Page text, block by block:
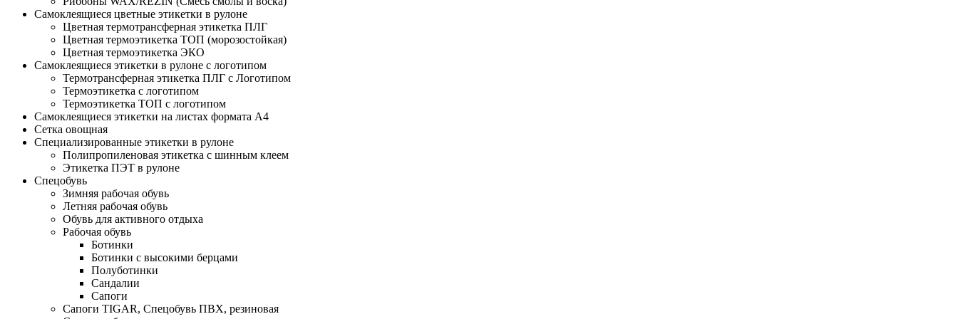
Самоклеящиеся цветные этикетки в рулоне
Цветная термотрансферная этикетка ПЛГ
Цветная термоэтикетка ТОП (морозостойкая)
Цветная термоэтикетка ЭКО
Самоклеящиеся этикетки в рулоне с логотипом
Термотрансферная этикетка ПЛГ с Логотипом
Термоэтикетка с логотипом
Термоэтикетка ТОП с логотипом
Самоклеящиеся этикетки на листах формата А4
Сетка овощная
Специализированные этикетки в рулоне
Полипропиленовая этикетка с шинным клеем
Этикетка ПЭТ в рулоне
Спецобувь
Зимняя рабочая обувь
Летняя рабочая обувь
Обувь для активного отдыха
Рабочая обувь
Ботинки
Ботинки с высокими берцами
Полуботинки
Сандалии
Сапоги
Сапоги TIGAR, Спецобувь ПВХ, резиновая